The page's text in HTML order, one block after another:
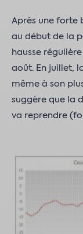
Après une forte
au début de la
hausse
août. En juillet,
même à son
suggère que la
va reprendre